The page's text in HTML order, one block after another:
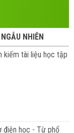
NHIÊN
kiếm tài liệu học tập
điện học - Từ phổ